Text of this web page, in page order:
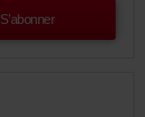
S’abonner